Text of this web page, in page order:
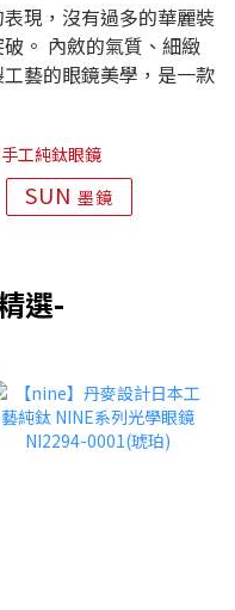
現，沒有過多的華麗裝
。 內斂的氣質、細緻
藝的眼鏡美學，是一款
工純鈦眼鏡
SUN墨鏡
選-